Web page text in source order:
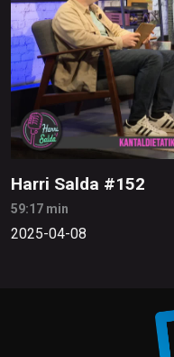
Harri Salda #152
59:17 min
2025-04-08